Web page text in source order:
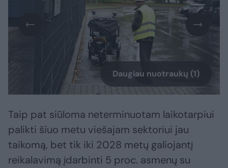
Daugiau nuotraukų (1)
Taip pat siūloma neterminuotam laikotarpiui
palikti šiuo metu viešajam sektoriui jau
taikomą, bet tik iki 2028 metų galiojantį
reikalavimą įdarbinti 5 proc. asmenų su